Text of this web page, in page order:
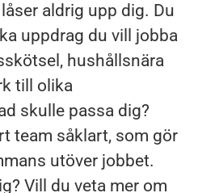
aldrig upp dig. Du
uppdrag du vill jobba
hushållsnära
till olika
skulle passa dig?
team såklart, som gör
utöver jobbet.
Vill du veta mer om